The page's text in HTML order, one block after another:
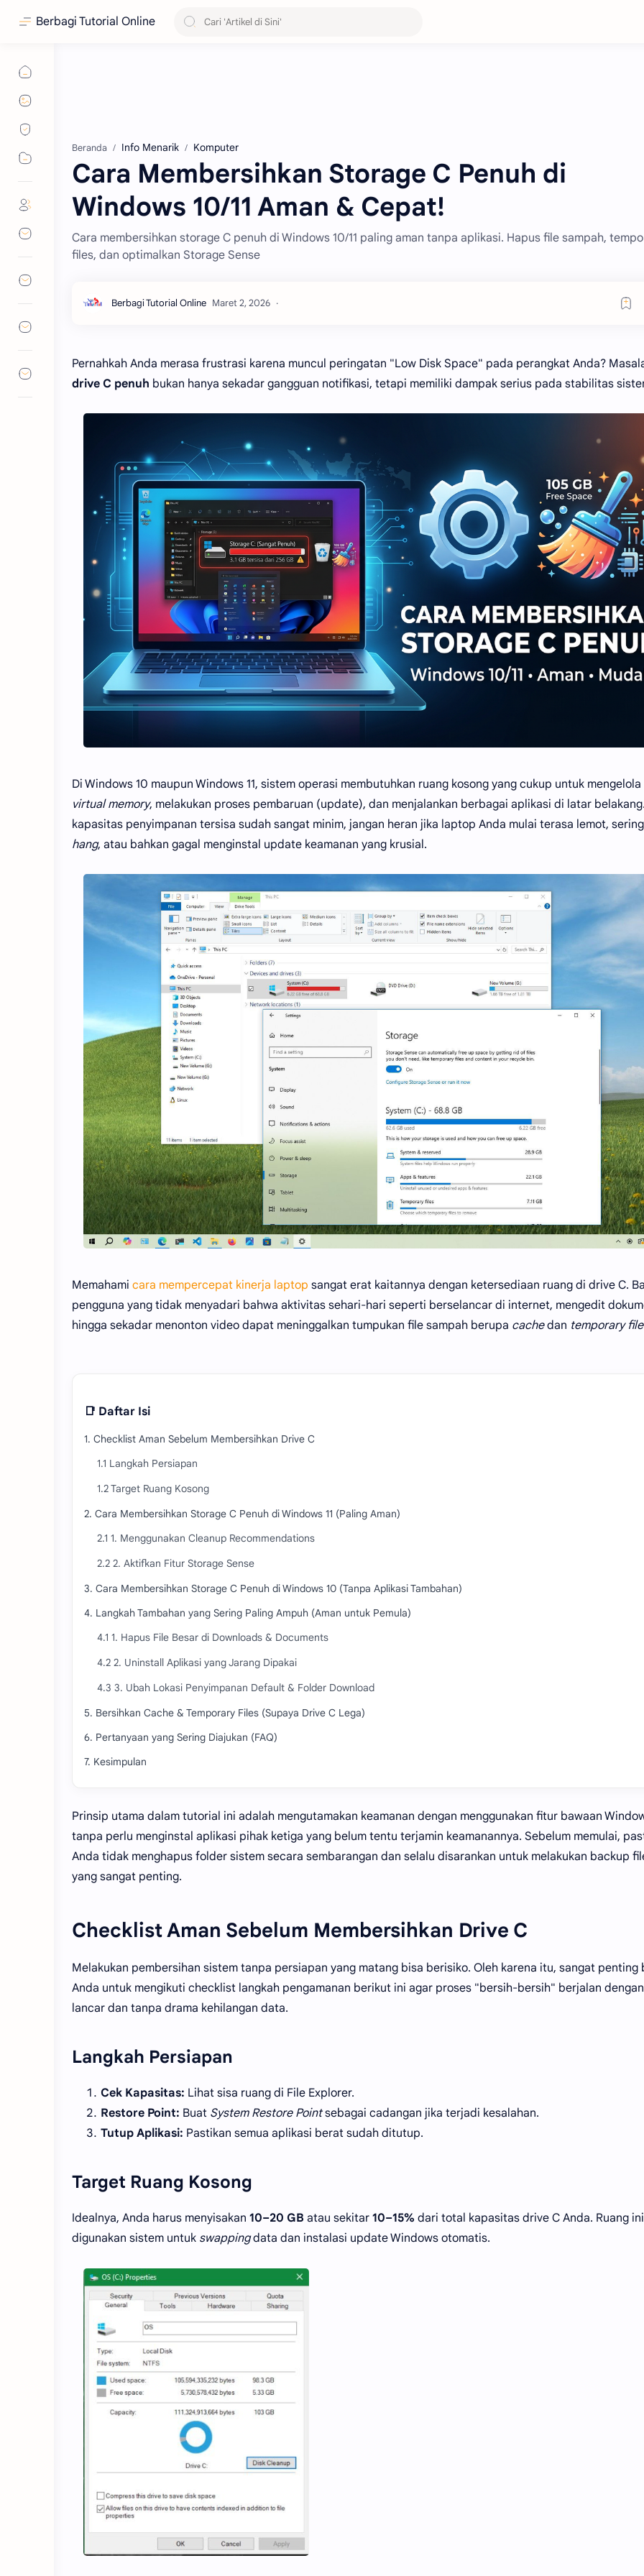
Berbagi Tutorial Online
Beranda Info Menarik Komputer
Cara Membersihkan Storage C Penuh di
Windows 10/11 Aman & Cepat!
Cara membersihkan storage C penuh di Windows 10/11 paling aman tanpa aplikasi. Hapus file sampah,
files, dan optimalkan Storage Sense
Pernahkah Anda merasa frustrasi karena muncul peringatan "Low Disk Space" pada perangkat Anda?
drive C penuh bukan hanya sekadar gangguan notifikasi, tetapi memiliki dampak serius pada stabilitas
Di Windows 10 maupun Windows 11, sistem operasi membutuhkan ruang kosong yang cukup untuk mengelola
virtual memory, melakukan proses pembaruan (update), dan menjalankan berbagai aplikasi di latar
kapasitas penyimpanan tersisa sudah sangat minim, jangan heran jika laptop Anda mulai terasa lemot, sering
hang, atau bahkan gagal menginstal update keamanan yang krusial.
Memahami cara mempercepat kinerja laptop sangat erat kaitannya dengan ketersediaan ruang di drive C.
pengguna yang tidak menyadari bahwa aktivitas sehari-hari seperti berselancar di internet, mengedit
hingga sekadar menonton video dapat meninggalkan tumpukan file sampah berupa cachedan temporary
📑 Daftar Isi
1. Checklist Aman Sebelum Membersihkan Drive C
1.1 Langkah Persiapan
1.2 Target Ruang Kosong
2. Cara Membersihkan Storage C Penuh di Windows 11 (Paling Aman)
2.1 1. Menggunakan Cleanup Recommendations
2.2 2. Aktifkan Fitur Storage Sense
3. Cara Membersihkan Storage C Penuh di Windows 10 (Tanpa Aplikasi Tambahan)
4. Langkah Tambahan yang Sering Paling Ampuh (Aman untuk Pemula)
4.1 1. Hapus File Besar di Downloads & Documents
4.2 2. Uninstall Aplikasi yang Jarang Dipakai
4.3 3. Ubah Lokasi Penyimpanan Default & Folder Download
5. Bersihkan Cache & Temporary Files (Supaya Drive C Lega)
6. Pertanyaan yang Sering Diajukan (FAQ)
7. Kesimpulan
Prinsip utama dalam tutorial ini adalah mengutamakan keamanan dengan menggunakan fitur bawaan
tanpa perlu menginstal aplikasi pihak ketiga yang belum tentu terjamin keamanannya. Sebelum memulai,
Anda tidak menghapus folder sistem secara sembarangan dan selalu disarankan untuk melakukan backup
yang sangat penting.
Checklist Aman Sebelum Membersihkan Drive C
Melakukan pembersihan sistem tanpa persiapan yang matang bisa berisiko. Oleh karena itu, sangat penting
Anda untuk mengikuti checklist langkah pengamanan berikut ini agar proses "bersih-bersih" berjalan dengan
lancar dan tanpa drama kehilangan data.
Langkah Persiapan
Cek Kapasitas: Lihat sisa ruang di File Explorer.
Restore Point: Buat System Restore Pointsebagai cadangan jika terjadi kesalahan.
Tutup Aplikasi: Pastikan semua aplikasi berat sudah ditutup.
Target Ruang Kosong
Idealnya, Anda harus menyisakan 10–20 GB atau sekitar 10–15% dari total kapasitas drive C Anda. Ruang ini
digunakan sistem untuk swappingdata dan instalasi update Windows otomatis.